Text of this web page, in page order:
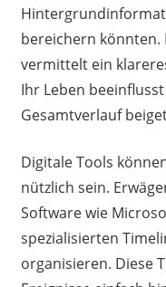
bereichern könnten.
vermittelt ein
Ihr Leben
Gesamtverlauf
Digitale Tools
nützlich sein.
Software wie
spezialisierten
organisieren. Diese